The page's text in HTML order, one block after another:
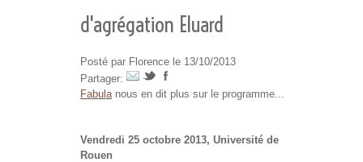
d'agrégation Eluard
Posté par Florence le 13/10/2013
Partager:
Fabulanous en dit plus sur le programme...
Vendredi 25 octobre 2013, Université de
Rouen